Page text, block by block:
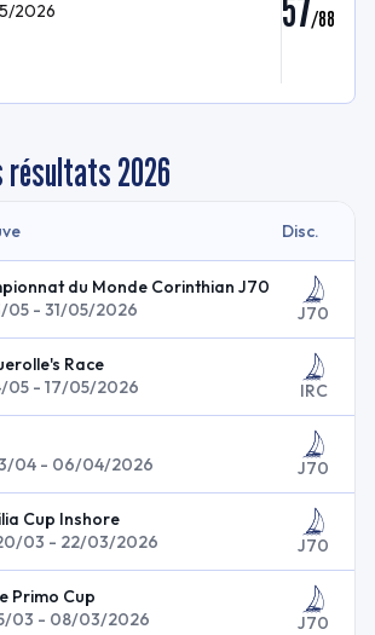
2026
/88
résultats2026
Disc.
du Monde Corinthian J70
05 - 31/05/2026 J70
Race
05 - 17/05/2026 IRC
04 - 06/04/2026 J70
Cup Inshore
03 - 22/03/2026 J70
Primo Cup
03 - 08/03/2026 J70